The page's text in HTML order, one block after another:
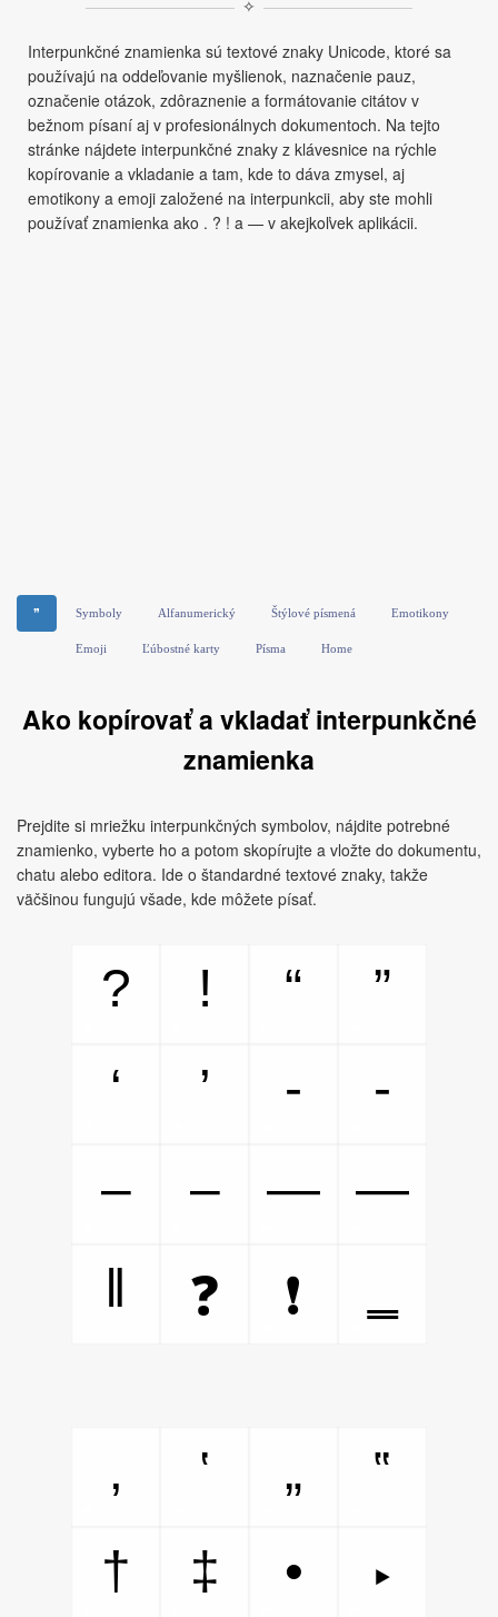
✧
Interpunkčné znamienka sú textové znaky Unicode, ktoré sa
používajú na oddeľovanie myšlienok, naznačenie pauz,
označenie otázok, zdôraznenie a formátovanie citátov v
bežnom písaní aj v profesionálnych dokumentoch. Na tejto
stránke nájdete interpunkčné znaky z klávesnice na rýchle
kopírovanie a vkladanie a tam, kde to dáva zmysel, aj
emotikony a emoji založené na interpunkcii, aby ste mohli
používať znamienka ako . ? ! a — v akejkoľvek aplikácii.
❞ Symboly Alfanumerický Štýlové písmená Emotikony
Emoji Ľúbostné karty Písma Home
Ako kopírovať a vkladať interpunkčné
znamienka
Prejdite si mriežku interpunkčných symbolov, nájdite potrebné
znamienko, vyberte ho a potom skopírujte a vložte do dokumentu,
chatu alebo editora. Ide o štandardné textové znaky, takže
väčšinou fungujú všade, kde môžete písať.
? ! “
”
‘
’ ‐
‑
‒
– —
―
‖
❓ ❗
‚ ‛ „
‟
†
‡ •
‣